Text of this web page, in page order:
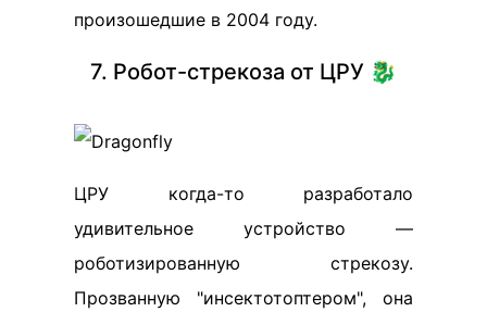
произошедшие в 2004 году.
7. Робот-стрекоза от ЦРУ 🐉
ЦРУ когда-то разработало
удивительное устройство —
роботизированную стрекозу.
Прозванную "инсектотоптером", она